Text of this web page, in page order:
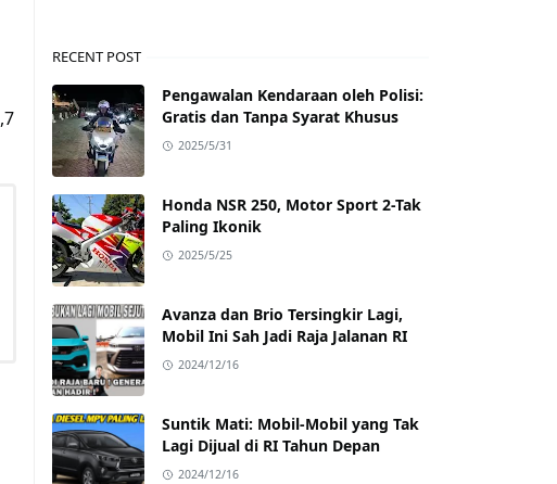
RECENT POST
Pengawalan Kendaraan oleh Polisi:
Gratis dan Tanpa Syarat Khusus
2025/5/31
Honda NSR 250, Motor Sport 2-Tak
Paling Ikonik
2025/5/25
Avanza dan Brio Tersingkir Lagi,
Mobil Ini Sah Jadi Raja Jalanan RI
2024/12/16
Suntik Mati: Mobil-Mobil yang Tak
Lagi Dijual di RI Tahun Depan
2024/12/16